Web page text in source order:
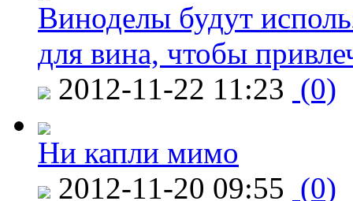
Виноделы будут
для вина, чтобы
2012-11-22 11:23 (0)
Ни капли мимо
2012-11-20 09:55 (0)